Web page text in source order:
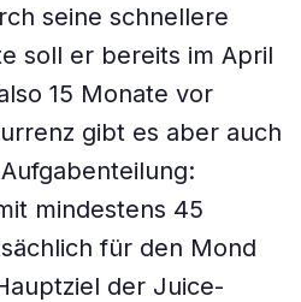
seine schnellere
soll er bereits im April
15 Monate vor
gibt es aber auch
mindestens 45
für den Mond
der Juice-